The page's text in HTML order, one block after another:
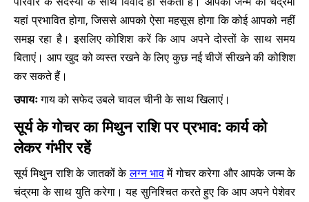
यहां प्रभावित होगा, जिससे आपको ऐसा महसूस होगा कि कोई आपको नहीं
समझ रहा है। इसलिए कोशिश करें कि आप अपने दोस्तों के साथ समय
बिताएं। आप खुद को व्यस्त रखने के लिए कुछ नई चीजें सीखने की कोशिश
कर सकते हैं।
उपायःगाय को सफेद उबले चावल चीनी के साथ खिलाएं।
सूर्य के गोचर का मिथुन राशि पर प्रभाव: कार्य को
लेकर गंभीर रहें
सूर्य मिथुन राशि के जातकों केलग्न भावमें गोचर करेगा और आपके जन्म के
चंद्रमा के साथ युति करेगा। यह सुनिश्चित करते हुए कि आप अपने पेशेवर